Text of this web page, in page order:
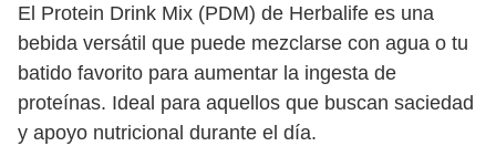
El Protein Drink Mix (PDM) de Herbalife es una
bebida versátil que puede mezclarse con agua o tu
batido favorito para aumentar la ingesta de
proteínas. Ideal para aquellos que buscan saciedad
y apoyo nutricional durante el día.